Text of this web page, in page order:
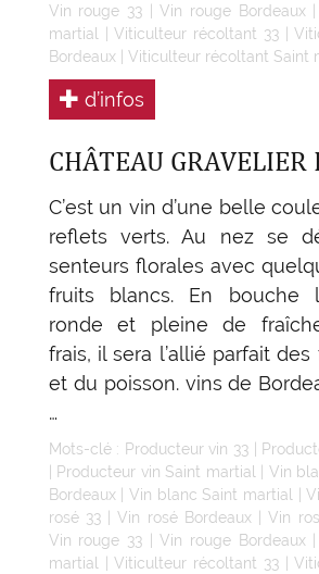
Vin rouge 33 |Vin rouge Bordeaux|
martial|Viticulteur récoltant 33|
Bordeaux| Viticulteur récoltant Saint
d’infos
CHÂTEAU GRAVELIER
C’est un vin d’une belle
reflets verts. Au nez se
senteurs florales avec
fruits blancs. En bouche
ronde et pleine de
frais, il sera l’allié parfait
et du poisson. vins de
…
Mots-clé : Producteur vin 33
Producteur vin Saint martial| Vin
Bordeaux|Vin blanc Saint martial |
rosé 33 |Vin rosé Bordeaux|Vin
Vin rouge 33 |Vin rouge Bordeaux|
martial|Viticulteur récoltant 33|